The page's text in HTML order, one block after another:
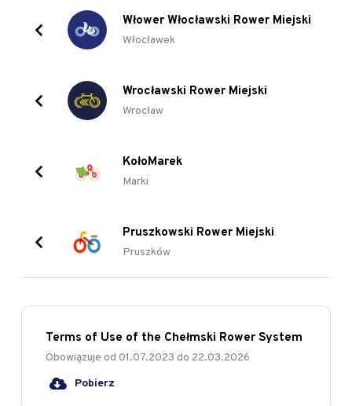
Włower Włocławski Rower Miejski
Włocławek
Wrocławski Rower Miejski
Wrocław
KołoMarek
Marki
Pruszkowski Rower Miejski
Pruszków
Terms of Use of the Chełmski Rower System
Obowiązuje od 01.07.2023 do 22.03.2026
Pobierz